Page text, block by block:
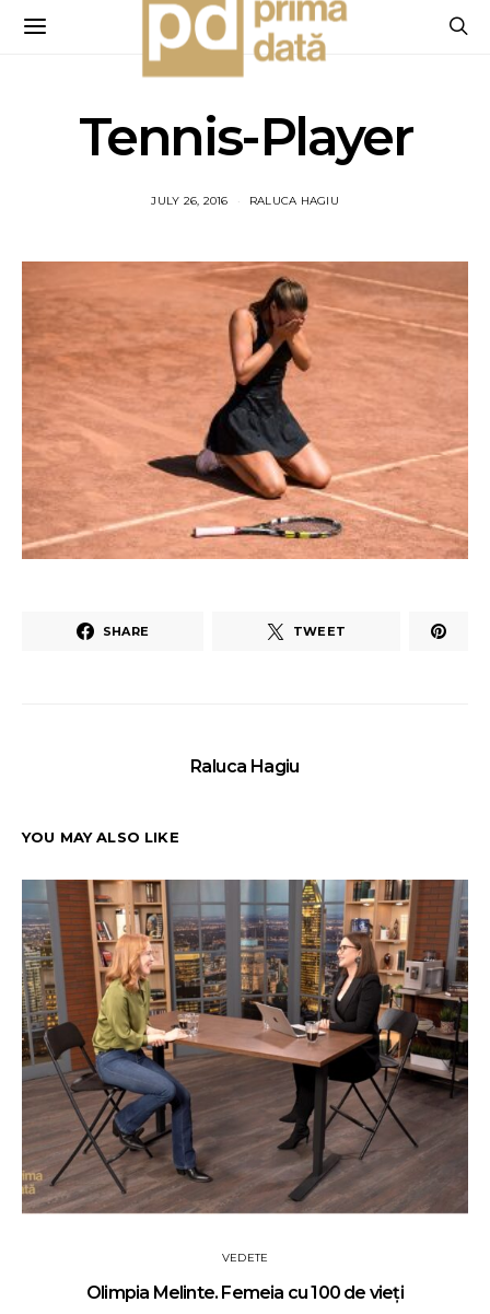
Tennis-Player
JULY 26, 2016 RALUCA HAGIU
SHARE TWEET
Raluca Hagiu
YOU MAY ALSO LIKE
VEDETE
Olimpia Melinte. Femeia cu 100 de vieți